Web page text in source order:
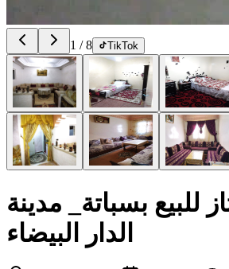
1 /8 TikTok
للبيع بسباتة_ مدينة
الدار البيضاء